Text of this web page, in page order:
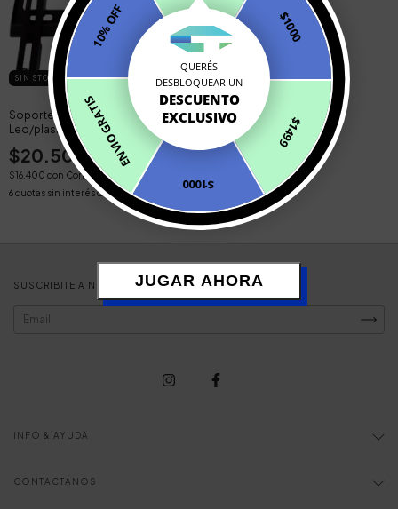
SIN STOCK
Soporte Tv 14 A 42 Pulgadas
Led/plasma Wall Mount
$20.500
$16.400 con Contado Efectivo
6cuotas sin interés de $3.416,67
SUSCRIBITE A NUESTRO NEWSLETTER
INFO & AYUDA
CONTACTÁNOS
QUERÉS
DESBLOQUEAR UN
DESCUENTO
EXCLUSIVO
$1000
$1499
$1000
ENVIO GRATIS
10% OFF
JUGAR AHORA